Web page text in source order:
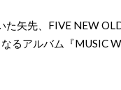
た矢先、FIVE NEW
るアルバム『MUSIC